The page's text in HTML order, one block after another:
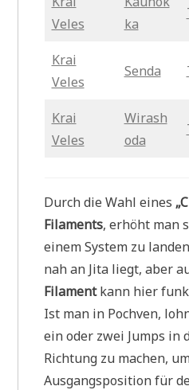
Veles
ka
Krai
Veles
Senda
Krai
Veles
Wirash
oda
Durch die Wahl eines
Filaments, erhöht man
einem System zu
nah an Jita liegt, aber
Filamentkann hier
Ist man in Pochven,
ein oder zwei Jumps in
Richtung zu machen,
Ausgangsposition für